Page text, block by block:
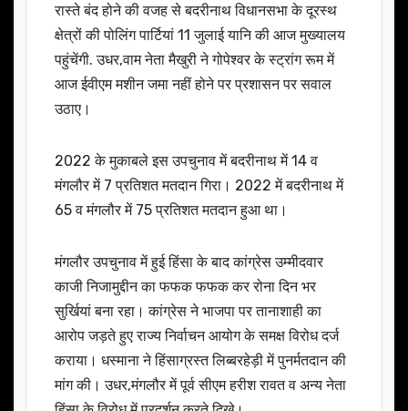
रास्ते बंद होने की वजह से बदरीनाथ विधानसभा के दूरस्थ
क्षेत्रों की पोलिंग पार्टियां 11 जुलाई यानि की आज मुख्यालय
पहुंचेंगी. उधर,वाम नेता मैखुरी ने गोपेश्वर के स्ट्रांग रूम में
आज ईवीएम मशीन जमा नहीं होने पर प्रशासन पर सवाल
उठाए।
2022 के मुकाबले इस उपचुनाव में बदरीनाथ में 14 व
मंगलौर में 7 प्रतिशत मतदान गिरा। 2022 में बदरीनाथ में
65 व मंगलौर में 75 प्रतिशत मतदान हुआ था।
मंगलौर उपचुनाव में हुई हिंसा के बाद कांग्रेस उम्मीदवार
काजी निजामुद्दीन का फफक फफक कर रोना दिन भर
सुर्खियां बना रहा। कांग्रेस ने भाजपा पर तानाशाही का
आरोप जड़ते हुए राज्य निर्वाचन आयोग के समक्ष विरोध दर्ज
कराया। धस्माना ने हिंसाग्रस्त लिब्बरहेड़ी में पुनर्मतदान की
मांग की। उधर,मंगलौर में पूर्व सीएम हरीश रावत व अन्य नेता